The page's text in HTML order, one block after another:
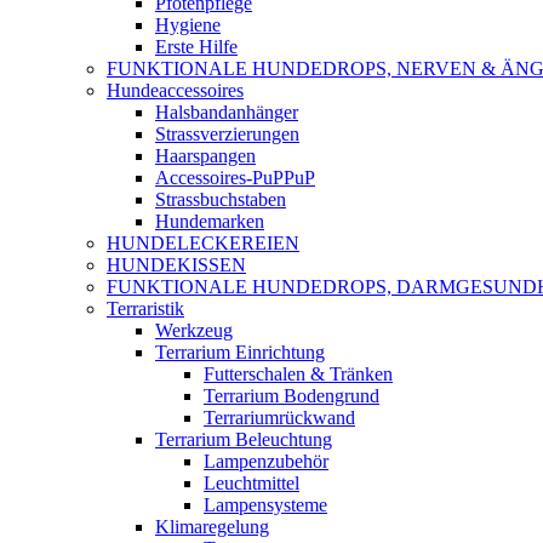
Hygiene
Erste Hilfe
FUNKTIONALE HUNDEDROPS, NERVEN &
Hundeaccessoires
Halsbandanhänger
Strassverzierungen
Haarspangen
Accessoires-PuPPuP
Strassbuchstaben
Hundemarken
HUNDELECKEREIEN
HUNDEKISSEN
FUNKTIONALE HUNDEDROPS,
Terraristik
Werkzeug
Terrarium Einrichtung
Futterschalen & Tränken
Terrarium Bodengrund
Terrariumrückwand
Terrarium Beleuchtung
Lampenzubehör
Leuchtmittel
Lampensysteme
Klimaregelung